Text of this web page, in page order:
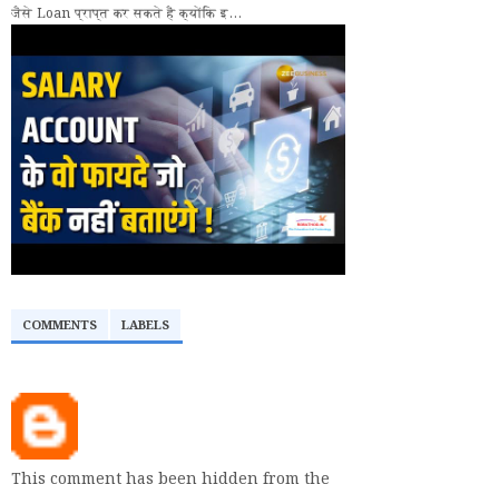
जैसे Loan प्राप्त कर सकते हैं क्योंकि इ...
COMMENTS LABELS